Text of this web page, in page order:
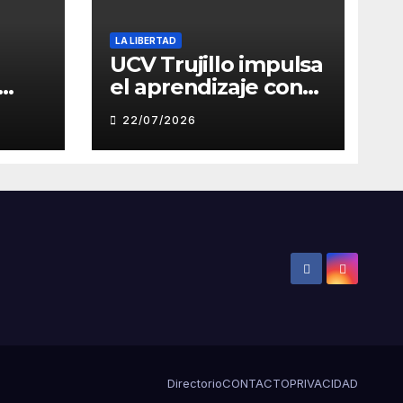
LA LIBERTAD
UCV Trujillo impulsa
el aprendizaje con
inteligencia artificial
a través de Google
Gemini
22/07/2026
DirectorioCONTACTOPRIVACIDAD